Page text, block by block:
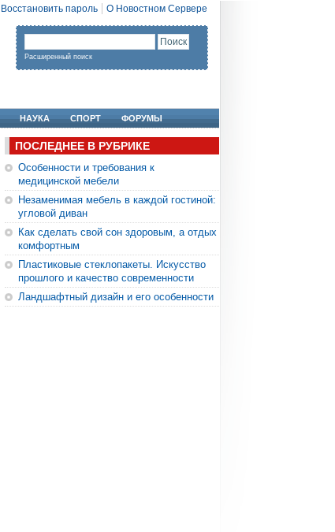
Восстановить пароль О Новостном Сервере
Расширенный поиск
НАУКА СПОРТ ФОРУМЫ
ПОСЛЕДНЕЕ В РУБРИКЕ
Особенности и требования к
медицинской мебели
Незаменимая мебель в каждой гостиной:
угловой диван
Как сделать свой сон здоровым, а отдых
комфортным
Пластиковые стеклопакеты. Искусство
прошлого и качество современности
Ландшафтный дизайн и его особенности